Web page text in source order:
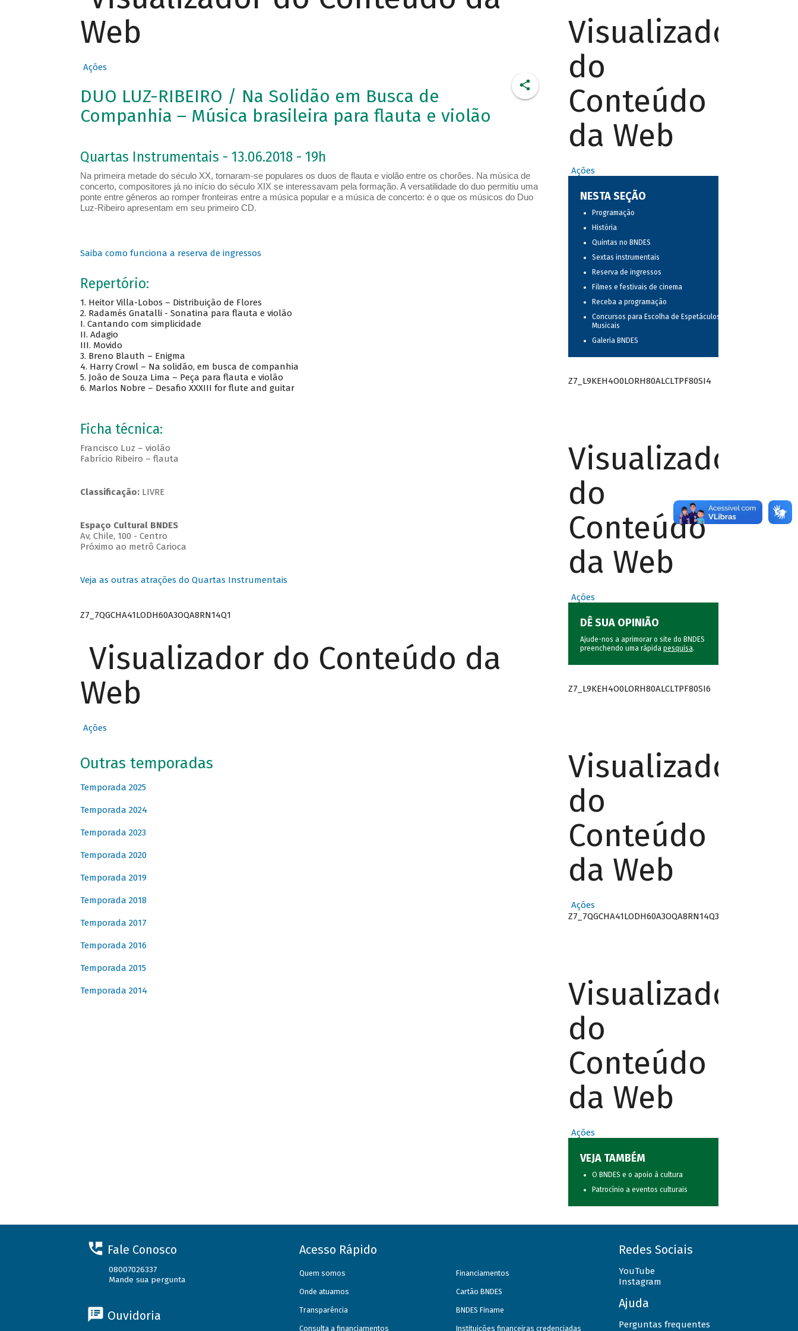
Web
Ações
DUO LUZ-RIBEIRO / Na Solidão em Busca de
Companhia – Música brasileira para flauta e violão
Quartas Instrumentais - 13.06.2018 - 19h
Na primeira metade do século XX, tornaram-se populares os duos de flauta e violão entre os chorões. Na música de
concerto, compositores já no início do século XIX se interessavam pela formação. A versatilidade do duo permitiu uma
ponte entre gêneros ao romper fronteiras entre a música popular e a música de concerto: é o que os músicos do Duo
Luz-Ribeiro apresentam em seu primeiro CD.
Saiba como funciona a reserva de ingressos
Repertório:
1. Heitor Villa-Lobos – Distribuição de Flores
2. Radamés Gnatalli - Sonatina para flauta e violão
I. Cantando com simplicidade
II. Adagio
III. Movido
3. Breno Blauth – Enigma
4. Harry Crowl – Na solidão, em busca de companhia
5. João de Souza Lima – Peça para flauta e violão
6. Marlos Nobre – Desafio XXXIII for flute and guitar
Ficha técnica:
Francisco Luz – violão
Fabrício Ribeiro – flauta
Classificação:LIVRE
Espaço Cultural BNDES
Av, Chile, 100 - Centro
Próximo ao metrô Carioca
Veja as outras atrações do Quartas Instrumentais
Z7_7QGCHA41LODH60A3OQA8RN14Q1
Visualizador do Conteúdo da
Web
Ações
Outras temporadas
Temporada 2025
Temporada 2024
Temporada 2023
Temporada 2020
Temporada 2019
Temporada 2018
Temporada 2017
Temporada 2016
Temporada 2015
Temporada 2014
Visualizador
do
Conteúdo
da Web
Ações
NESTA SEÇÃO
Programação
História
Quintas no BNDES
Sextas instrumentais
Reserva de ingressos
Filmes e festivais de cinema
Receba a programação
Concursos para Escolha de Espetáculos
Musicais
Galeria BNDES
Z7_L9KEH4O0LORH80ALCLTPF80SI4
Visualizador
do
Conteúdo
da Web
Ações
DÊ SUA OPINIÃO
Ajude-nos a aprimorar o site do BNDES
preenchendo uma rápida pesquisa.
Z7_L9KEH4O0LORH80ALCLTPF80SI6
Visualizador
do
Conteúdo
da Web
Ações
Z7_7QGCHA41LODH60A3OQA8RN14Q3
Visualizador
do
Conteúdo
da Web
Ações
VEJA TAMBÉM
O BNDES e o apoio à cultura
Patrocínio a eventos culturais
Fale Conosco
08007026337
Mande sua pergunta
Ouvidoria
Acesso Rápido
Quem somos
Onde atuamos
Transparência
Consulta a financiamentos
Financiamentos
Cartão BNDES
BNDES Finame
Instituições financeiras credenciadas
Redes Sociais
YouTube
Instagram
Ajuda
Perguntas frequentes